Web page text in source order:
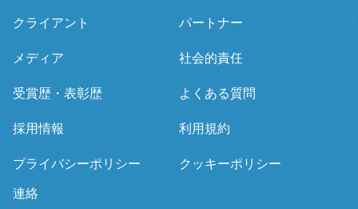
クライアント パートナー
メディア 社会的責任
受賞歴・表彰歴 よくある質問
採用情報 利用規約
プライバシーポリシー クッキーポリシー
連絡